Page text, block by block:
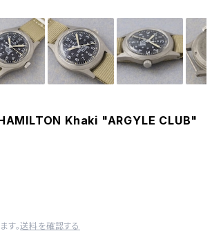
Khaki "ARGYLE CLUB"
す。送料を確認する